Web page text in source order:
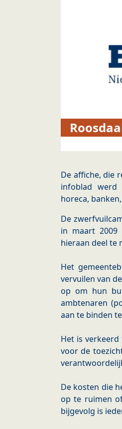
De affiche, die
infoblad werd
horeca,
De
in maart 2009
hieraan deel te
Het
vervuilen van
op om hun
ambtenaren
aan te binden
Het is
voor de
De kosten die
op te ruimen
bijgevolg is